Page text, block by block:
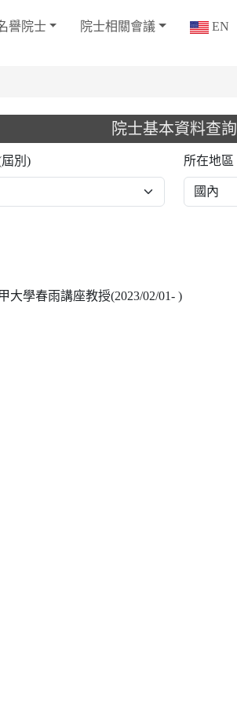
譽院士 院士相關會議 EN
院士基本資料查詢
別) 所在地區
大學春雨講座教授(2023/02/01- )